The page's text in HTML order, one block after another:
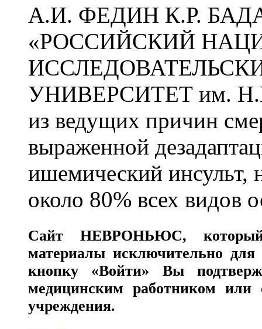
А.И. ФЕДИН К.Р.
«РОССИЙСКИЙ
УНИВЕРСИТЕТ им.
из ведущих причин
выраженной
ишемический инсульт,
около 80% всех видов
СайтНЕВРОНЬЮС,
материалы исключительно для
кнопку «Войти» Вы
медицинским работником или
учреждения.